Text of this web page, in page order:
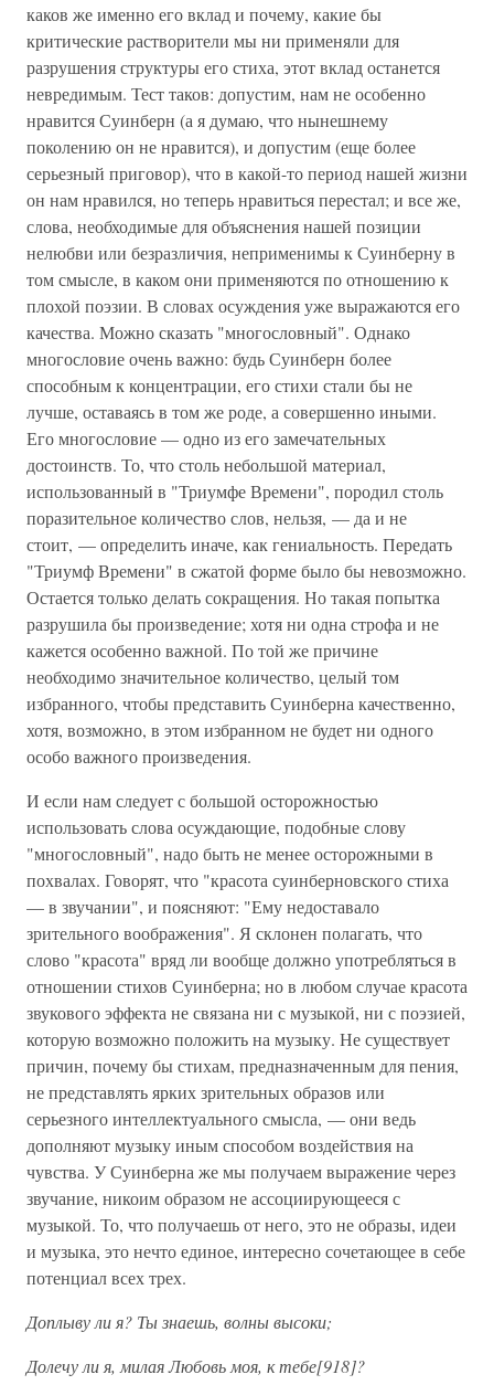
каков же именно его вклад и почему, какие бы
критические растворители мы ни применяли для
разрушения структуры его стиха, этот вклад останется
невредимым. Тест таков: допустим, нам не особенно
нравится Суинберн (а я думаю, что нынешнему
поколению он не нравится), и допустим (еще более
серьезный приговор), что в какой-то период нашей жизни
он нам нравился, но теперь нравиться перестал; и все же,
слова, необходимые для объяснения нашей позиции
нелюбви или безразличия, неприменимы к Суинберну в
том смысле, в каком они применяются по отношению к
плохой поэзии. В словах осуждения уже выражаются его
качества. Можно сказать "многословный". Однако
многословие очень важно: будь Суинберн более
способным к концентрации, его стихи стали бы не
лучше, оставаясь в том же роде, а совершенно иными.
Его многословие — одно из его замечательных
достоинств. То, что столь небольшой материал,
использованный в "Триумфе Времени", породил столь
поразительное количество слов, нельзя, — да и не
стоит, — определить иначе, как гениальность. Передать
"Триумф Времени" в сжатой форме было бы невозможно.
Остается только делать сокращения. Но такая попытка
разрушила бы произведение; хотя ни одна строфа и не
кажется особенно важной. По той же причине
необходимо значительное количество, целый том
избранного, чтобы представить Суинберна качественно,
хотя, возможно, в этом избранном не будет ни одного
особо важного произведения.
И если нам следует с большой осторожностью
использовать слова осуждающие, подобные слову
"многословный", надо быть не менее осторожными в
похвалах. Говорят, что "красота суинберновского стиха
— в звучании", и поясняют: "Ему недоставало
зрительного воображения". Я склонен полагать, что
слово "красота" вряд ли вообще должно употребляться в
отношении стихов Суинберна; но в любом случае красота
звукового эффекта не связана ни с музыкой, ни с поэзией,
которую возможно положить на музыку. Не существует
причин, почему бы стихам, предназначенным для пения,
не представлять ярких зрительных образов или
серьезного интеллектуального смысла, — они ведь
дополняют музыку иным способом воздействия на
чувства. У Суинберна же мы получаем выражение через
звучание, никоим образом не ассоциирующееся с
музыкой. То, что получаешь от него, это не образы, идеи
и музыка, это нечто единое, интересно сочетающее в себе
потенциал всех трех.
Доплыву ли я? Ты знаешь, волны высоки;
Долечу ли я, милая Любовь моя, к тебе[918]?